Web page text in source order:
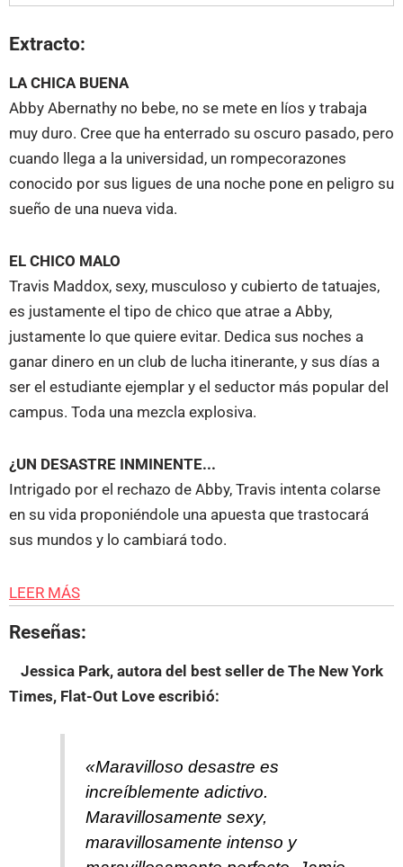
Extracto:
LA CHICA BUENA
Abby Abernathy no bebe, no se mete en líos y trabaja
muy duro. Cree que ha enterrado su oscuro pasado, pero
cuando llega a la universidad, un rompecorazones
conocido por sus ligues de una noche pone en peligro su
sueño de una nueva vida.
EL CHICO MALO
Travis Maddox, sexy, musculoso y cubierto de tatuajes,
es justamente el tipo de chico que atrae a Abby,
justamente lo que quiere evitar. Dedica sus noches a
ganar dinero en un club de lucha itinerante, y sus días a
ser el estudiante ejemplar y el seductor más popular del
campus. Toda una mezcla explosiva.
¿UN DESASTRE INMINENTE...
Intrigado por el rechazo de Abby, Travis intenta colarse
en su vida proponiéndole una apuesta que trastocará
sus mundos y lo cambiará todo.
LEER MÁS
Reseñas:
Jessica Park, autora del best seller de The New York
Times, Flat-Out Love escribió:
«Maravilloso desastre es
increíblemente adictivo.
Maravillosamente sexy,
maravillosamente intenso y